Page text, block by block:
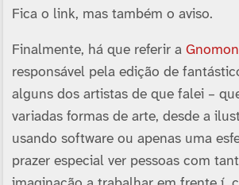
Fica o link, mas também o aviso.
Finalmente, há que referir a
responsável pela edição de
alguns dos artistas de que falei –
variadas formas de arte, desde a
usando software ou apenas uma
prazer especial ver pessoas com